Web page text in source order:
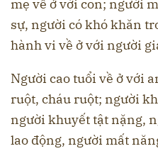
mẹ về ở với con; người
sự, người có khó khăn
hành vi về ở với người
Người cao tuổi về ở với
ruột, cháu ruột; người
người khuyết tật nặng,
lao động, người mất